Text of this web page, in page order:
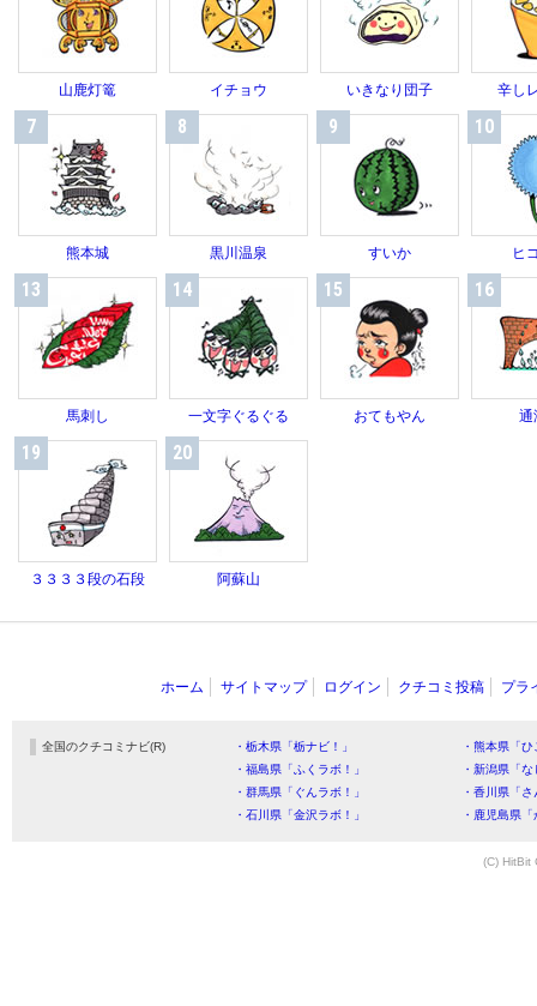
山鹿灯篭 イチョウ いきなり団子 辛し
7
熊本城
8
黒川温泉
9
すいか
10
ヒ
13
馬刺し
14
一文字ぐるぐる
15
おてもやん
16
通
19
３３３３段の石段
20
阿蘇山
ホーム サイトマップ ログイン クチコミ投稿 プラ
全国のクチコミナビ(R) ・栃木県「栃ナビ！」
・熊本県「
・福島県「ふくラボ！」
・新潟県「
・群馬県「ぐんラボ！」
・香川県「
・石川県「金沢ラボ！」
・鹿児島県
(C) HitBit